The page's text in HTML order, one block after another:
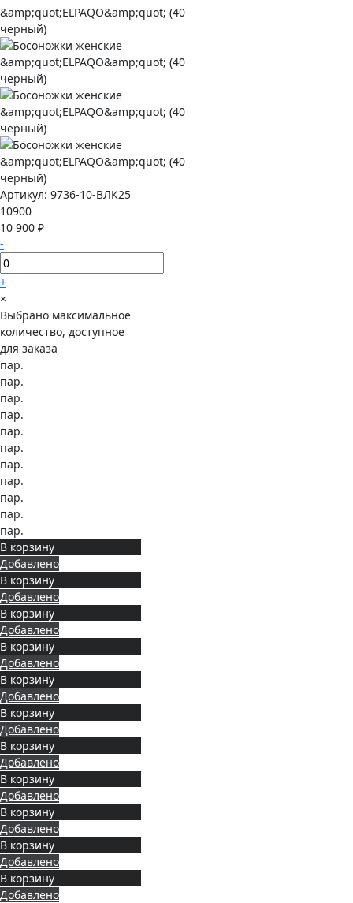
Артикул: 9736-10-ВЛК25
10900
10 900 ₽
-
+
×
Выбрано максимальное
количество, доступное
для заказа
пар.
пар.
пар.
пар.
пар.
пар.
пар.
пар.
пар.
пар.
пар.
В корзину
Добавлено
В корзину
Добавлено
В корзину
Добавлено
В корзину
Добавлено
В корзину
Добавлено
В корзину
Добавлено
В корзину
Добавлено
В корзину
Добавлено
В корзину
Добавлено
В корзину
Добавлено
В корзину
Добавлено